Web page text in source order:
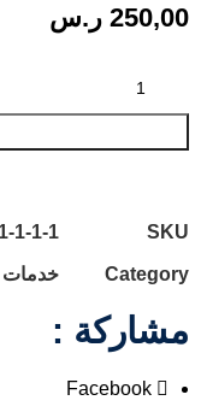
250,00 ر.س
SKU
1-1-1
Category خدمات
مشاركة :
Facebook